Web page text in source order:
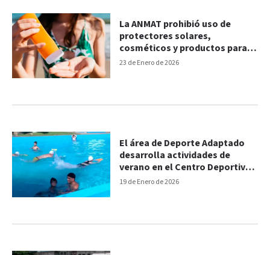
23 de Enero de 2026
La ANMAT prohibió uso de
protectores solares,
cosméticos y productos para
piletas
19 de Enero de 2026
El área de Deporte Adaptado
desarrolla actividades de
verano en el Centro Deportivo
Raúl Alfonsín de Paraná